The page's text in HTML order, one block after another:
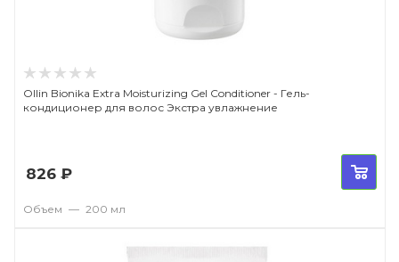
Ollin Bionika Extra Moisturizing Gel Conditioner - Гель-
кондиционер для волос Экстра увлажнение
826 ₽
Объем — 200 мл